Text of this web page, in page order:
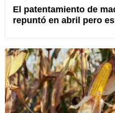
El patentamiento de
repuntó en abril pero